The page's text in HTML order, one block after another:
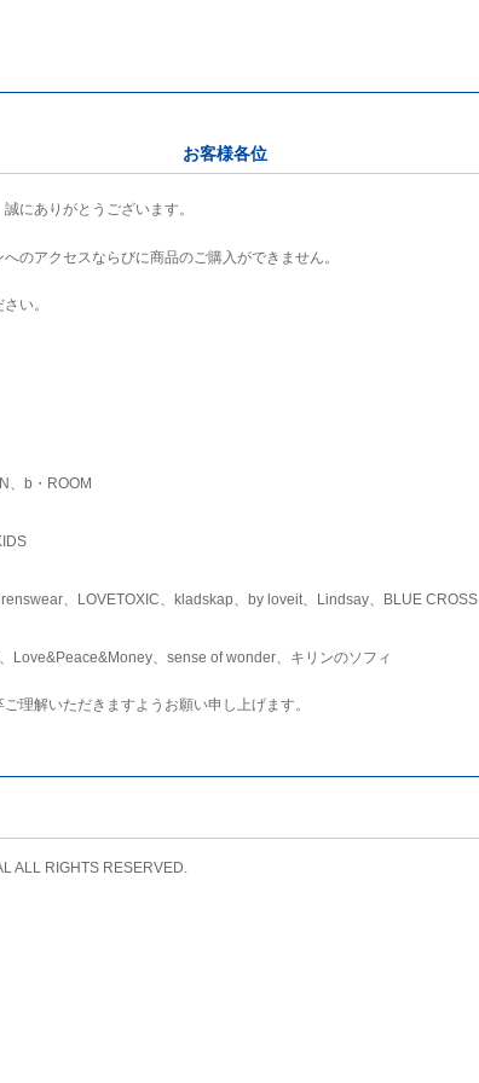
お客様各位
にありがとうございます。
のアクセスならびに商品のご購入ができません。
い。
、b・ROOM
、LOVETOXIC、kladskap、by loveit、Lindsay、BLUE CROSS
Love&Peace&Money、sense of wonder、キリンのソフィ
理解いただきますようお願い申し上げます。